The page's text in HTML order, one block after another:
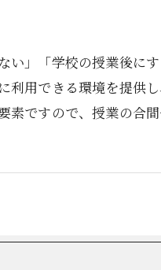
い」「学校の授業後
利用できる環境を提供
素ですので、授業の合